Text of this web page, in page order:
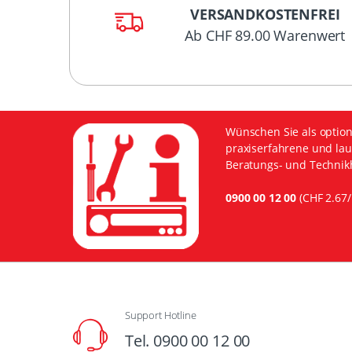
VERSANDKOSTENFREI
Ab CHF 89.00 Warenwert
Wünschen Sie als
praxiserfahrene und
Beratungs- und
0900 00 12 00 (CHF
Support Hotline
Tel. 0900 00 12 00